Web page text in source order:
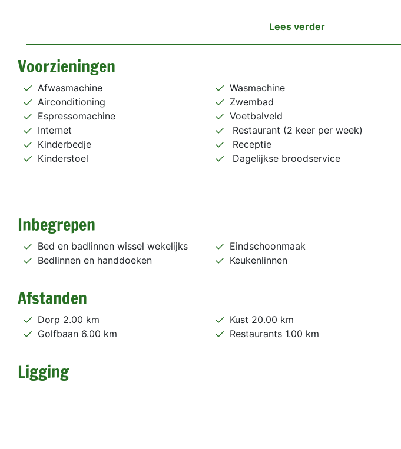
Lees verder
Voorzieningen
Afwasmachine
Airconditioning
Espressomachine
Internet
Kinderbedje
Kinderstoel
Wasmachine
Zwembad
Voetbalveld
Restaurant (2 keer per week)
Receptie
Dagelijkse broodservice
Inbegrepen
Bed en badlinnen wissel wekelijks
Bedlinnen en handdoeken
Eindschoonmaak
Keukenlinnen
Afstanden
Dorp 2.00 km
Golfbaan 6.00 km
Kust 20.00 km
Restaurants 1.00 km
Ligging